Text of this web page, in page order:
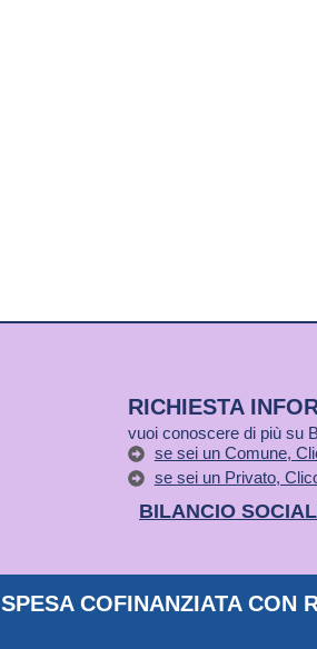
RICHIESTA
vuoi conoscere di più su
se sei un Comune,
se sei un Privato,
BILANCIO
SPESA COFINANZIATA CON